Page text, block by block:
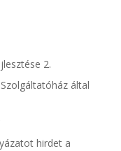
2.
által
hirdet a